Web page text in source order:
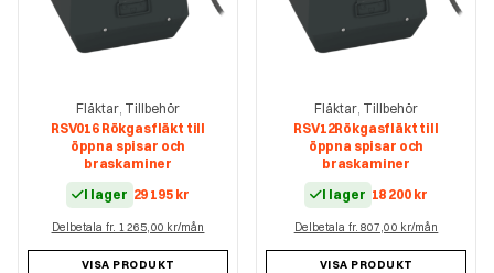
Fläktar, Tillbehör
RSV016 Rökgasfläkt till
öppna spisar och
braskaminer
I lager 29 195 kr
Delbetala fr. 1 265,00 kr/mån
VISA PRODUKT
Fläktar, Tillbehör
RSV12Rökgasfläkt till
öppna spisar och
braskaminer
I lager 18 200 kr
Delbetala fr. 807,00 kr/mån
VISA PRODUKT